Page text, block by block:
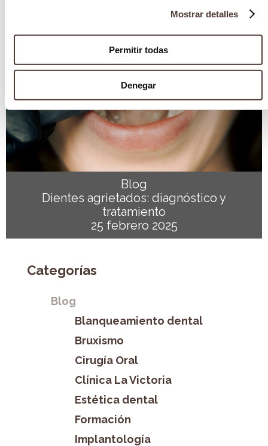
Mostrar detalles
Permitir todas
Denegar
Blog
Dientes agrietados: diagnóstico y
tratamiento
25 febrero 2025
Categorías
Blog
Blanqueamiento dental
Bruxismo
Cirugía Oral
Clínica La Victoria
Estética dental
Formación
Implantología